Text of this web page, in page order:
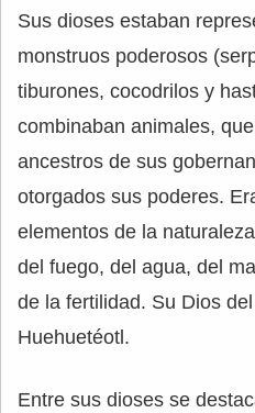
Sus dioses estaban
monstruos poderosos
tiburones, cocodrilos y
combinaban animales,
ancestros de sus
otorgados sus poderes.
elementos de la
del fuego, del agua, del
de la fertilidad. Su Dios
Huehuetéotl.
Entre sus dioses se